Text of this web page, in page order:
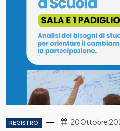
REGISTRO 20 Ottobre